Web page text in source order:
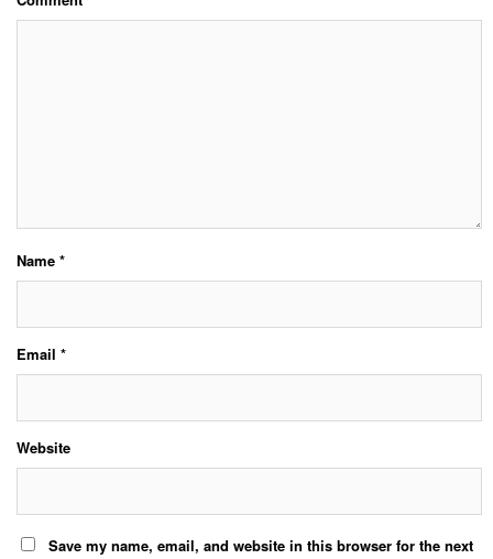
Name *
Email *
Website
Save my name, email, and website in this browser for the next